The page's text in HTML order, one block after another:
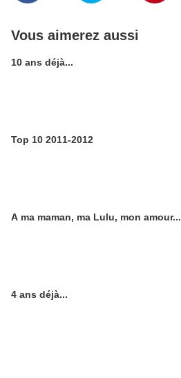
Vous aimerez aussi
10 ans déjà...
Top 10 2011-2012
A ma maman, ma Lulu, mon amour...
4 ans déjà...